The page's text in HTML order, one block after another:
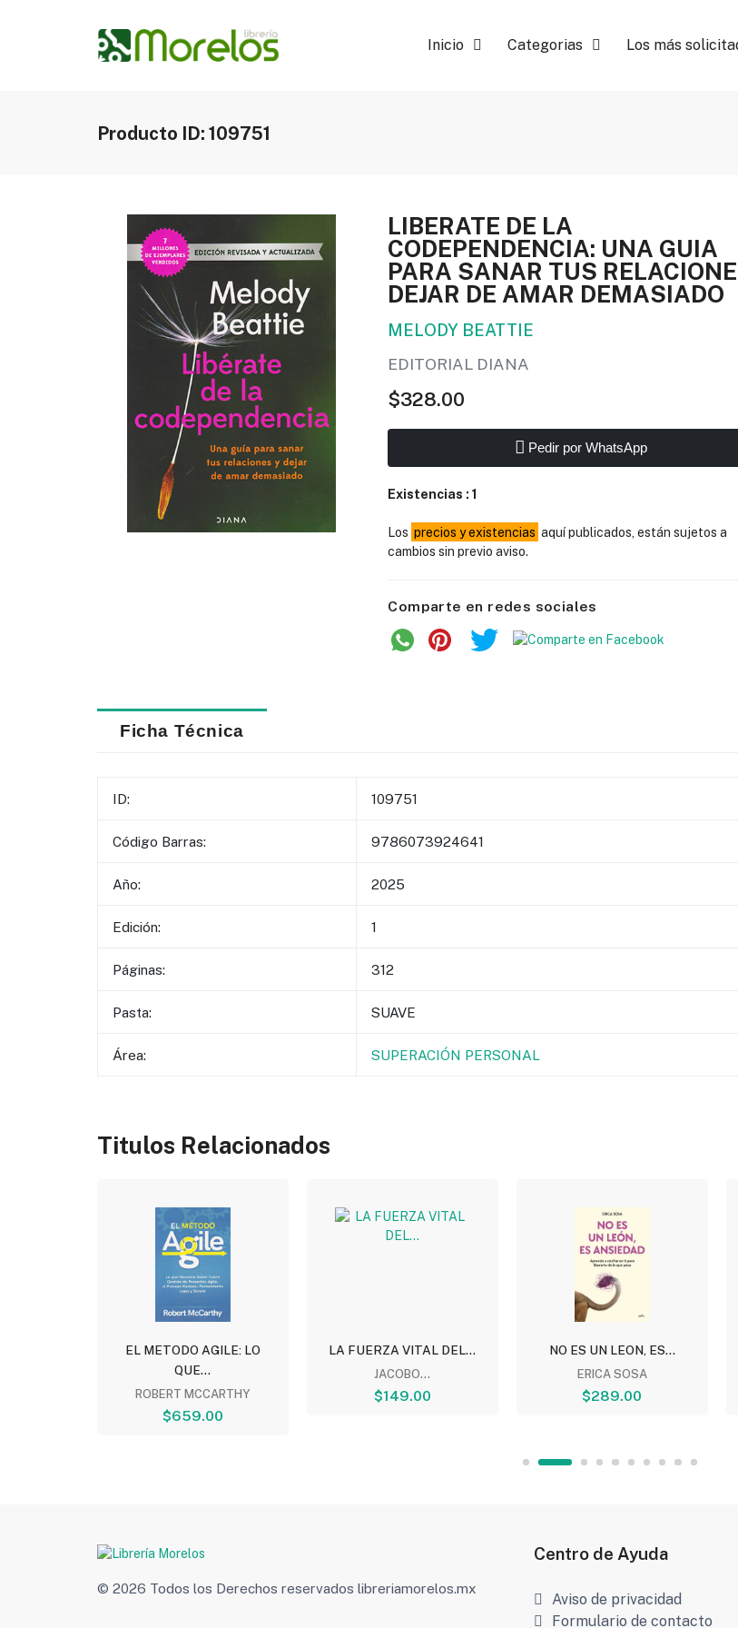
Inicio Categorias Los más
Producto ID: 109751
LIBERATE DE LA
CODEPENDENCIA: UNA GUIA
PARA SANAR TUS
DEJAR DE AMAR DEMASIADO
MELODY BEATTIE
EDITORIAL DIANA
$328.00
Pedir por WhatsApp
Existencias :1
Los precios y existencias aquí publicados, están sujetos a
cambios sin previo aviso.
Comparte en redes sociales
Ficha Técnica
ID: 109751
Código Barras: 9786073924641
Año: 2025
Edición: 1
Páginas: 312
Pasta: SUAVE
Área: SUPERACIÓN PERSONAL
Titulos Relacionados
EL METODO AGILE: LO
QUE...
ROBERT MCCARTHY
$659.00
LA FUERZA VITAL DEL...
JACOBO...
$149.00
NO ES UN LEON, ES...
ERICA SOSA
$289.00
© 2026 Todos los Derechos reservados libreriamorelos.mx
Centro de Ayuda
Aviso de privacidad
Formulario de contacto